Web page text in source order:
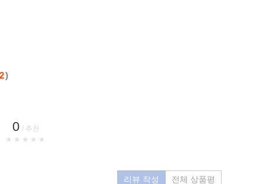
2)
0 / 추천
★★★★★
리뷰 작성 전체 상품평